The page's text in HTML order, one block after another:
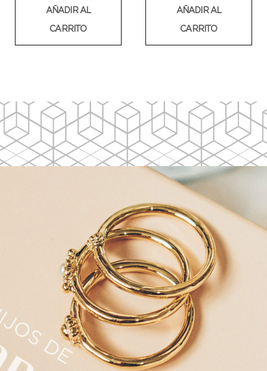
AÑADIR AL
CARRITO
AÑADIR AL
CARRITO